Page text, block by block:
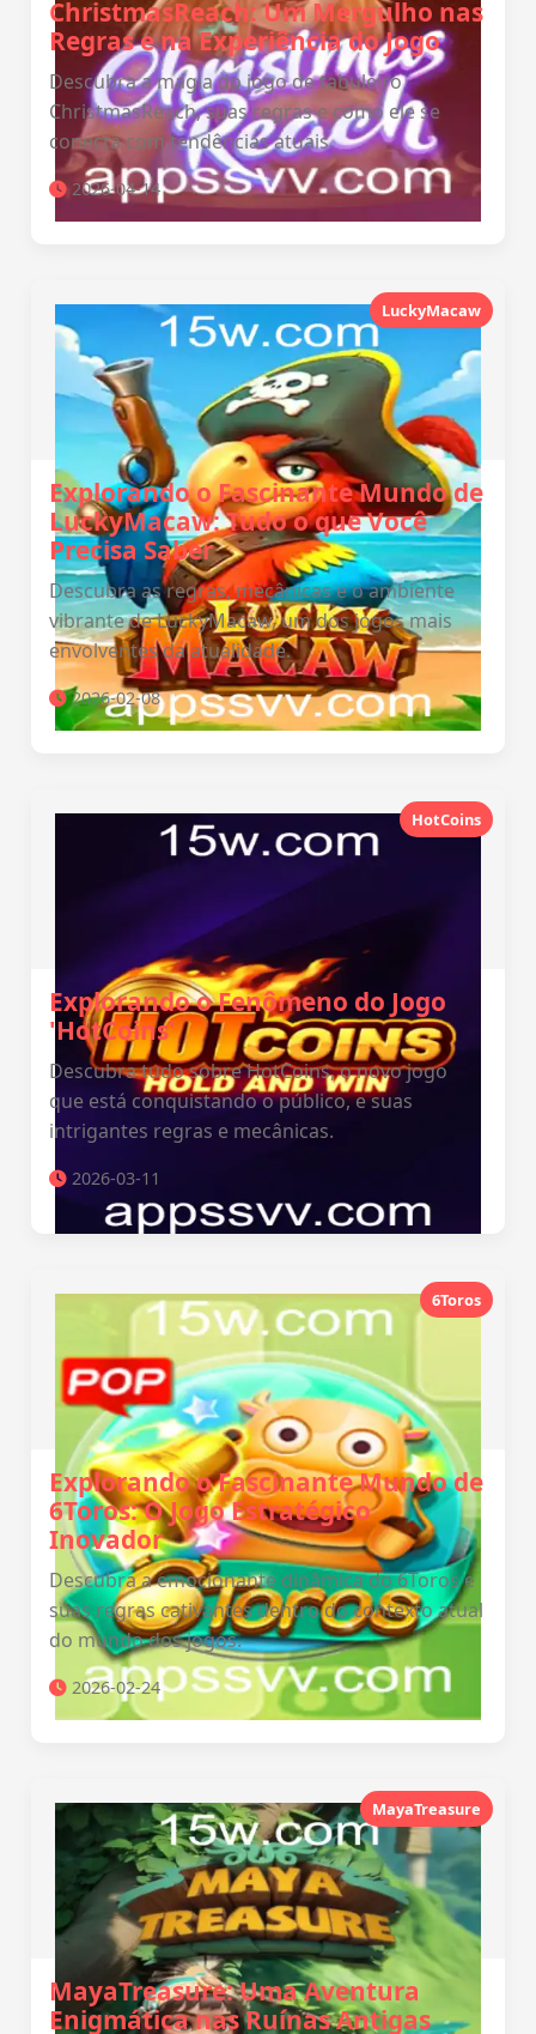
ChristmasReach: Um Mergulho nas
Regras e na Experiência do Jogo
Descubra a magia do jogo de tabuleiro
ChristmasReach, suas regras e como ele se
conecta com tendências atuais.
2026-04-14
LuckyMacaw
Explorando o Fascinante Mundo de
LuckyMacaw: Tudo o que Você
Precisa Saber
Descubra as regras, mecânicas e o ambiente
vibrante de LuckyMacaw, um dos jogos mais
envolventes da atualidade.
2026-02-08
HotCoins
Explorando o Fenômeno do Jogo
'HotCoins'
Descubra tudo sobre HotCoins, o novo jogo
que está conquistando o público, e suas
intrigantes regras e mecânicas.
2026-03-11
6Toros
Explorando o Fascinante Mundo de
6Toros: O Jogo Estratégico
Inovador
Descubra a emocionante dinâmica do 6Toros e
suas regras cativantes dentro do contexto atual
do mundo dos jogos.
2026-02-24
MayaTreasure
MayaTreasure: Uma Aventura
Enigmática nas Ruínas Antigas